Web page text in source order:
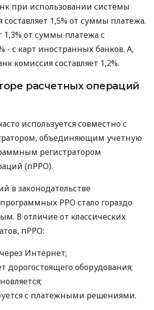
при использовании системы
составляет 1,5% от суммы платежа.
1,3% от суммы платежа с
- с карт иностранных банков. А,
комиссия составляет 1,2%.
расчетных операций
используется совместно с
объединяющим учетную
регистратором
(пРРО).
в законодательстве
РРО стало гораздо
В отличие от классических
пРРО:
Интернет;
дорогостоящего оборудования;
с платежными решениями.